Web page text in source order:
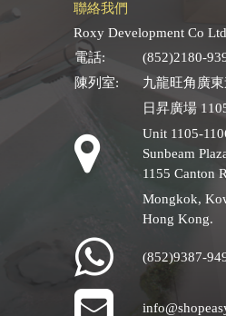
聯絡我們
Roxy Development Co
電話:
(852)2180-
陳列室:
九龍旺角廣
日昇廣場
Unit 1105-
Sunbeam
1155 Canton
Mongkok,
Hong Kong.
(852)9387-